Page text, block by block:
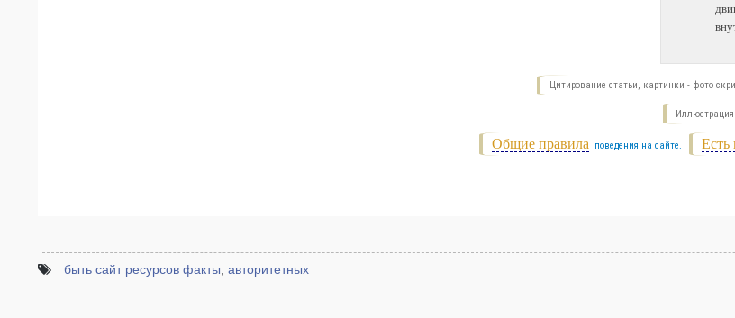
Цитирование статьи, картинки - фото
Иллюстрация
Есть
Общие правила поведения на сайте.
быть сайт ресурсов факты авторитетных